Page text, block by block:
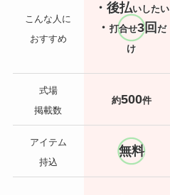
こんな人に
おすすめ
・後払いしたい
・ 打合せ3回 だ
け
式場
掲載数
約500件
アイテム
持込
無料